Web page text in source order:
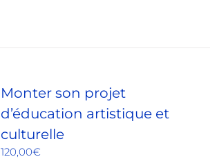
Monter son projet
d’éducation artistique et
culturelle
120,00€